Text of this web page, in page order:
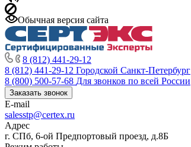
Обычная версия сайта
8 (812) 441-29-12
8 (812) 441-29-12 Городской Санкт-Петербург
8 (800) 500-57-68 Для звонков по всей России
Заказать звонок
E-mail
salesstp@certex.ru
Адрес
г. СПб, 6-ой Предпортовый проезд, д.8Б